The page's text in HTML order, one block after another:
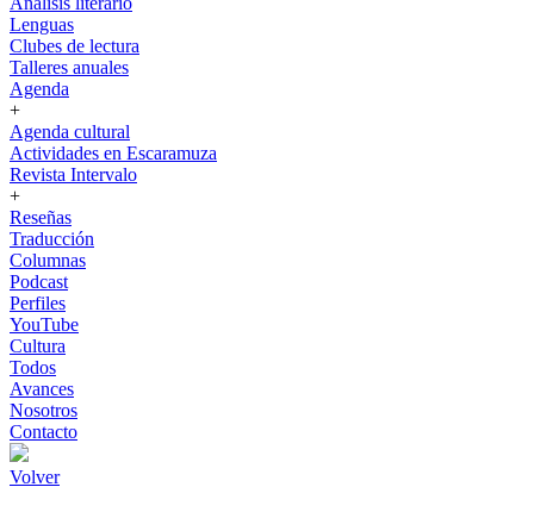
Lenguas
Clubes de lectura
Talleres anuales
Agenda
+
Agenda cultural
Actividades en Escaramuza
Revista Intervalo
+
Reseñas
Traducción
Columnas
Podcast
Perfiles
YouTube
Cultura
Todos
Avances
Nosotros
Contacto
Volver